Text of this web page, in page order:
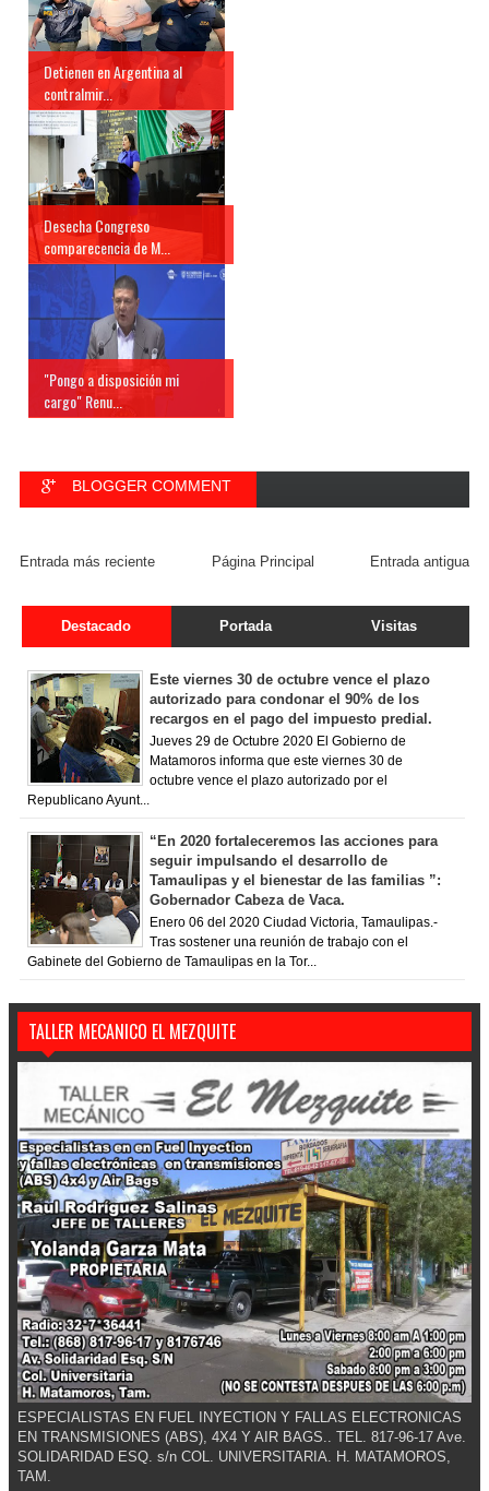
Detienen en Argentina al
contralmir...
Desecha Congreso
comparecencia de M...
"Pongo a disposición mi
cargo" Renu...
BLOGGER COMMENT
Entrada más reciente Entrada antigua
Página Principal
Destacado Portada Visitas
Este viernes 30 de octubre vence el plazo
autorizado para condonar el 90% de los
recargos en el pago del impuesto predial.
Jueves 29 de Octubre 2020 El Gobierno de
Matamoros informa que este viernes 30 de
octubre vence el plazo autorizado por el
Republicano Ayunt...
“En 2020 fortaleceremos las acciones para
seguir impulsando el desarrollo de
Tamaulipas y el bienestar de las familias ”:
Gobernador Cabeza de Vaca.
Enero 06 del 2020 Ciudad Victoria, Tamaulipas.-
Tras sostener una reunión de trabajo con el
Gabinete del Gobierno de Tamaulipas en la Tor...
TALLER MECANICO EL MEZQUITE
ESPECIALISTAS EN FUEL INYECTION Y FALLAS ELECTRONICAS
EN TRANSMISIONES (ABS), 4X4 Y AIR BAGS.. TEL. 817-96-17 Ave.
SOLIDARIDAD ESQ. s/n COL. UNIVERSITARIA. H. MATAMOROS,
TAM.